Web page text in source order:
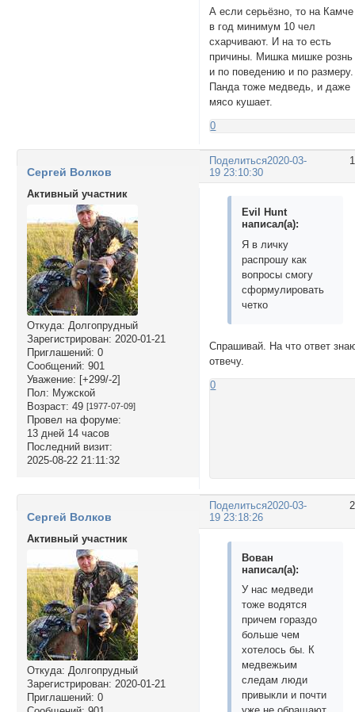
А если серьёзно, то на Камче
в год минимум 10 чел
схарчивают. И на то есть
причины. Мишка мишке рознь
и по поведению и по размеру.
Панда тоже медведь, и даже
мясо кушает.
0
Поделиться2020-03-
19 23:10:30
Сергей Волков
Активный участник
Откуда: Долгопрудный
Зарегистрирован: 2020-01-21
Приглашений: 0
Сообщений: 901
Уважение: [+299/-2]
Пол: Мужской
Возраст: 49 [1977-07-09]
Провел на форуме:
13 дней 14 часов
Последний визит:
2025-08-22 21:11:32
Evil Hunt
написал(а):
Я в личку
распрошу как
вопросы смогу
сформулировать
четко
Спрашивай. На что ответ
отвечу.
0
Поделиться2020-03-
19 23:18:26
Сергей Волков
Активный участник
Откуда: Долгопрудный
Зарегистрирован: 2020-01-21
Приглашений: 0
Вован
написал(а):
У нас медведи
тоже водятся
причем гораздо
больше чем
хотелось бы. К
медвежьим
следам люди
привыкли и почти